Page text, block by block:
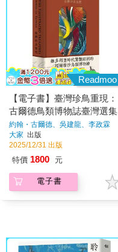
Readmoo
【電子書】臺灣珍鳥重現：
古爾德鳥類博物誌臺灣選集
約翰・古爾德、吳建龍、李政霖
著
大家 出版
2025/12/31 出版
特價 1800 元
電子書